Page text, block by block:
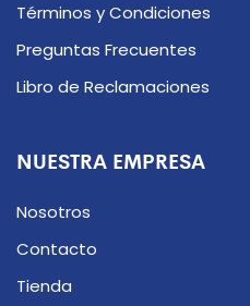
Términos y Condiciones
Preguntas Frecuentes
Libro de Reclamaciones
NUESTRA EMPRESA
Nosotros
Contacto
Tienda